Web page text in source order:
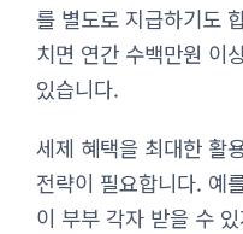
를 별도로 지급하기도
치면 연간 수백만원 이
있습니다.
세제 혜택을 최대한 활
전략이 필요합니다. 예
이 부부 각자 받을 수